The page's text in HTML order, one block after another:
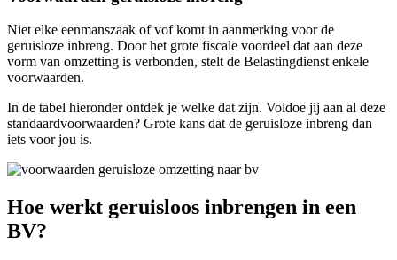
Niet elke eenmanszaak of vof komt in aanmerking voor de
geruisloze inbreng. Door het grote fiscale voordeel dat aan deze
vorm van omzetting is verbonden, stelt de Belastingdienst enkele
voorwaarden.
In de tabel hieronder ontdek je welke dat zijn. Voldoe jij aan al deze
standaardvoorwaarden? Grote kans dat de geruisloze inbreng dan
iets voor jou is.
Hoe werkt geruisloos inbrengen in een
BV?